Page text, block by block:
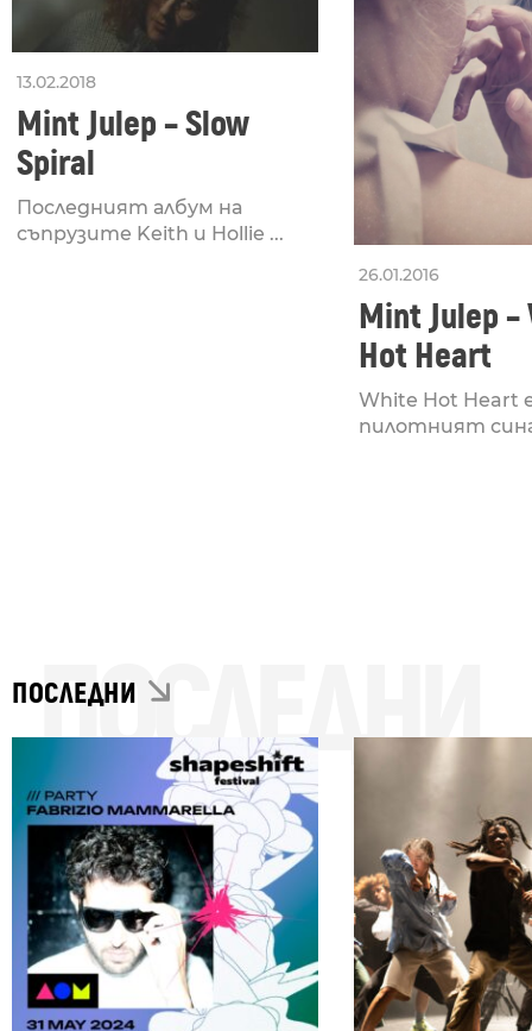
13.02.2018
Mint Julep – Slow
Spiral
Последният албум на
съпрузите Keith и Hollie ...
26.01.2016
Mint Julep
Hot Heart
White Hot Heart
пилотният
ПОСЛЕДНИ
ПОСЛЕДНИ